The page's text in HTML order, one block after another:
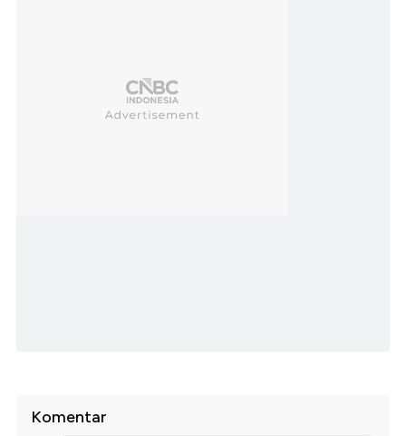
Komentar